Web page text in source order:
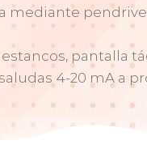
mediante
pantalla
4-20 mA a